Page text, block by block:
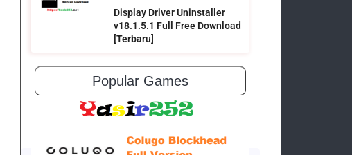
Display Driver Uninstaller
v18.1.5.1 Full Free Download
[Terbaru]
Popular Games